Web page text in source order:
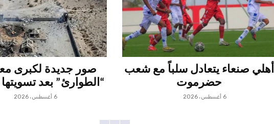
أهلي صنعاء يتعادل سلباً مع شعب
حضرموت
6 أغسطس، 2026
صور جديدة لكبرى
“الطوارئ” بعد
6 أغسطس، 2026